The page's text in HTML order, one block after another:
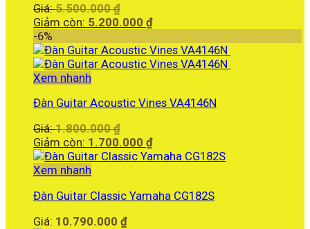
Giá:5.500.000₫
gốc
5.500.000 ₫.
Giảm còn: 5.200.000 ₫Giá
tại
là:
-6%
Xem nhanh
Đàn Guitar Acoustic Vines VA4146N
Giá:1.800.000₫
gốc
là:
Giảm còn: 1.700.000 ₫Giá
hiện
1.700.000 ₫.
Xem nhanh
Đàn Guitar Classic Yamaha CG182S
Giá: 10.790.000 ₫